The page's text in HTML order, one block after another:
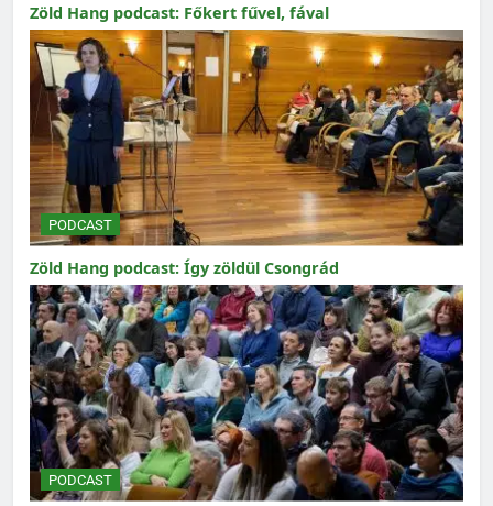
Zöld Hang podcast: Főkert fűvel, fával
PODCAST
Zöld Hang podcast: Így zöldül Csongrád
PODCAST